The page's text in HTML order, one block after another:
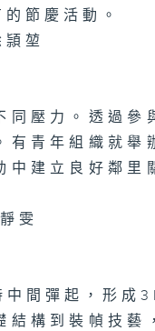
集 大人細路
啱玩！新興運動
鬥陣」點樣透過
集 寵物保
興起，主人投保
節慶活動。
堃
壓力。透過參
青年組織就舉
建立良好鄰里
雯
間彈起，形成
構到裝幀技藝